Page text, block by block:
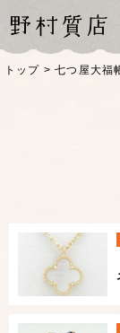
トップ >七つ屋大福